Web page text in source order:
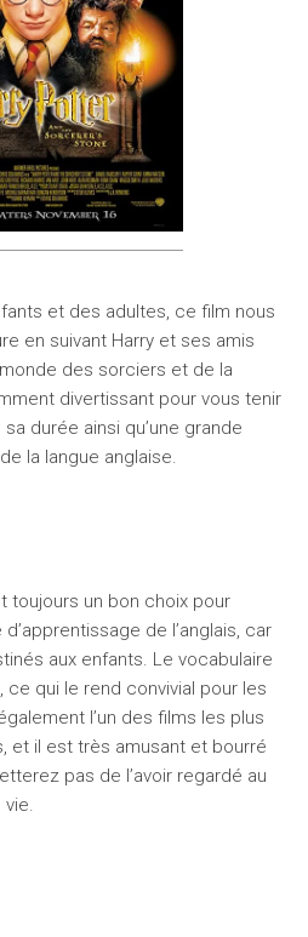
et des adultes, ce film nous
en suivant Harry et ses amis
des sorciers et de la
divertissant pour vous tenir
durée ainsi qu’une grande
la langue anglaise.
toujours un bon choix pour
de l’anglais, car
aux enfants. Le vocabulaire
qui le rend convivial pour les
l’un des films les plus
et il est très amusant et bourré
pas de l’avoir regardé au
vie.